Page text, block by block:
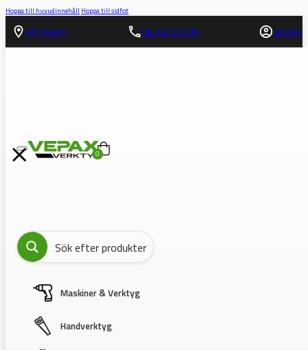
Hoppa till huvudinnehåll Hoppa till sidfot
HITTA HIT! 08-562 372 00 LOGGA IN
0
Maskiner & Verktyg
Handverktyg